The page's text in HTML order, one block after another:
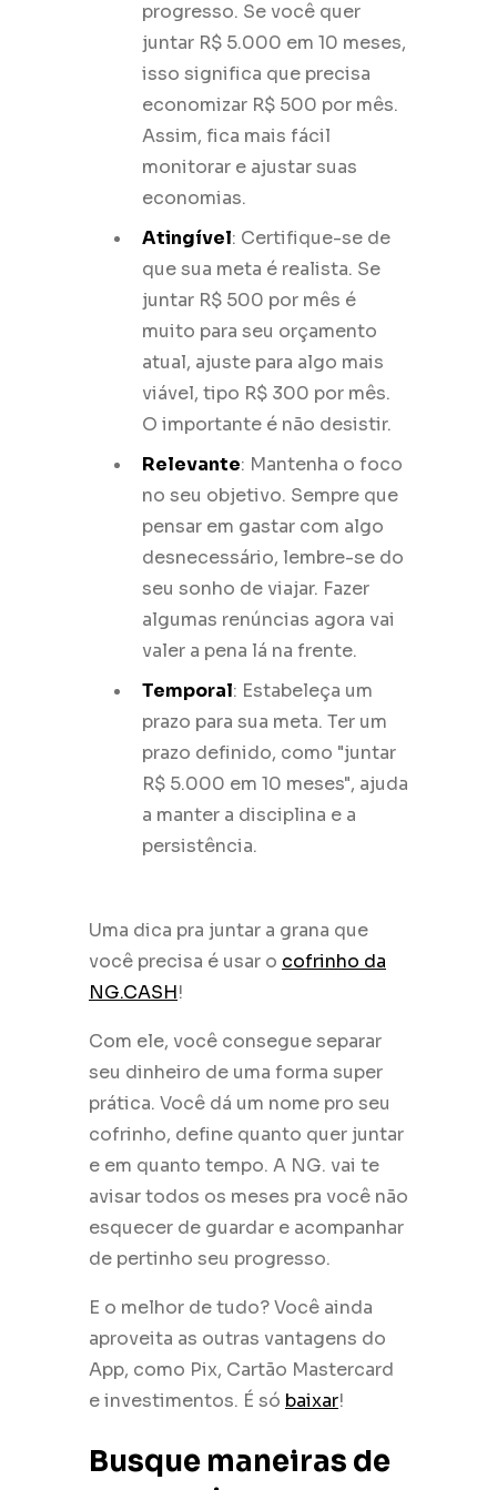
progresso. Se você quer
juntar R$ 5.000 em 10 meses,
isso significa que precisa
economizar R$ 500 por mês.
Assim, fica mais fácil
monitorar e ajustar suas
economias.
Atingível: Certifique-se de
que sua meta é realista. Se
juntar R$ 500 por mês é
muito para seu orçamento
atual, ajuste para algo mais
viável, tipo R$ 300 por mês.
O importante é não desistir.
Relevante: Mantenha o foco
no seu objetivo. Sempre que
pensar em gastar com algo
desnecessário, lembre-se do
seu sonho de viajar. Fazer
algumas renúncias agora vai
valer a pena lá na frente.
Temporal: Estabeleça um
prazo para sua meta. Ter um
prazo definido, como "juntar
R$ 5.000 em 10 meses", ajuda
a manter a disciplina e a
persistência.
Uma dica pra juntar a grana que
você precisa é usar o cofrinho da
NG.CASH!
Com ele, você consegue separar
seu dinheiro de uma forma super
prática. Você dá um nome pro seu
cofrinho, define quanto quer juntar
e em quanto tempo. A NG. vai te
avisar todos os meses pra você não
esquecer de guardar e acompanhar
de pertinho seu progresso.
E o melhor de tudo? Você ainda
aproveita as outras vantagens do
App, como Pix, Cartão Mastercard
e investimentos. É só baixar!
Busque maneiras de